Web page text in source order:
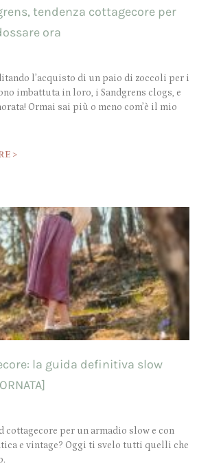
tendenza cottagecore per
ora
l’acquisto di un paio di zoccoli per i
imbattuta in loro, i Sandgrens clogs, e
Ormai sai più o meno com’è il mio
>
la guida definitiva slow
cottagecore per un armadio slow e con
e vintage? Oggi ti svelo tutti quelli che